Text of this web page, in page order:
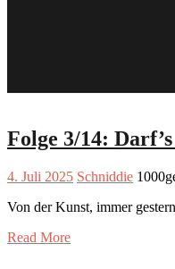
Folge 3/14:
4. Juli 2025 Schniddie
Von der Kunst, immer
Read More